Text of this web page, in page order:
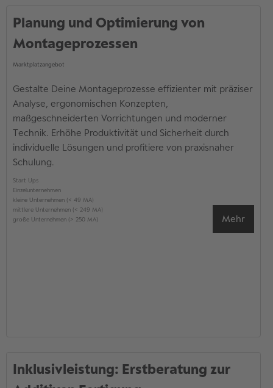
Planung und Optimierung von
Montageprozessen
Marktplatzangebot
Gestalte Deine Montageprozesse effizienter mit präziser
Analyse, ergonomischen Konzepten,
maßgeschneiderten Vorrichtungen und moderner
Technik. Erhöhe Produktivität und Sicherheit durch
individuelle Lösungen und profitiere von praxisnaher
Schulung.
Start Ups
Einzelunternehmen
kleine Unternehmen (< 49 MA)
mittlere Unternehmen (< 249 MA)
große Unternehmen (> 250 MA)
Mehr
Inklusivleistung: Erstberatung zur